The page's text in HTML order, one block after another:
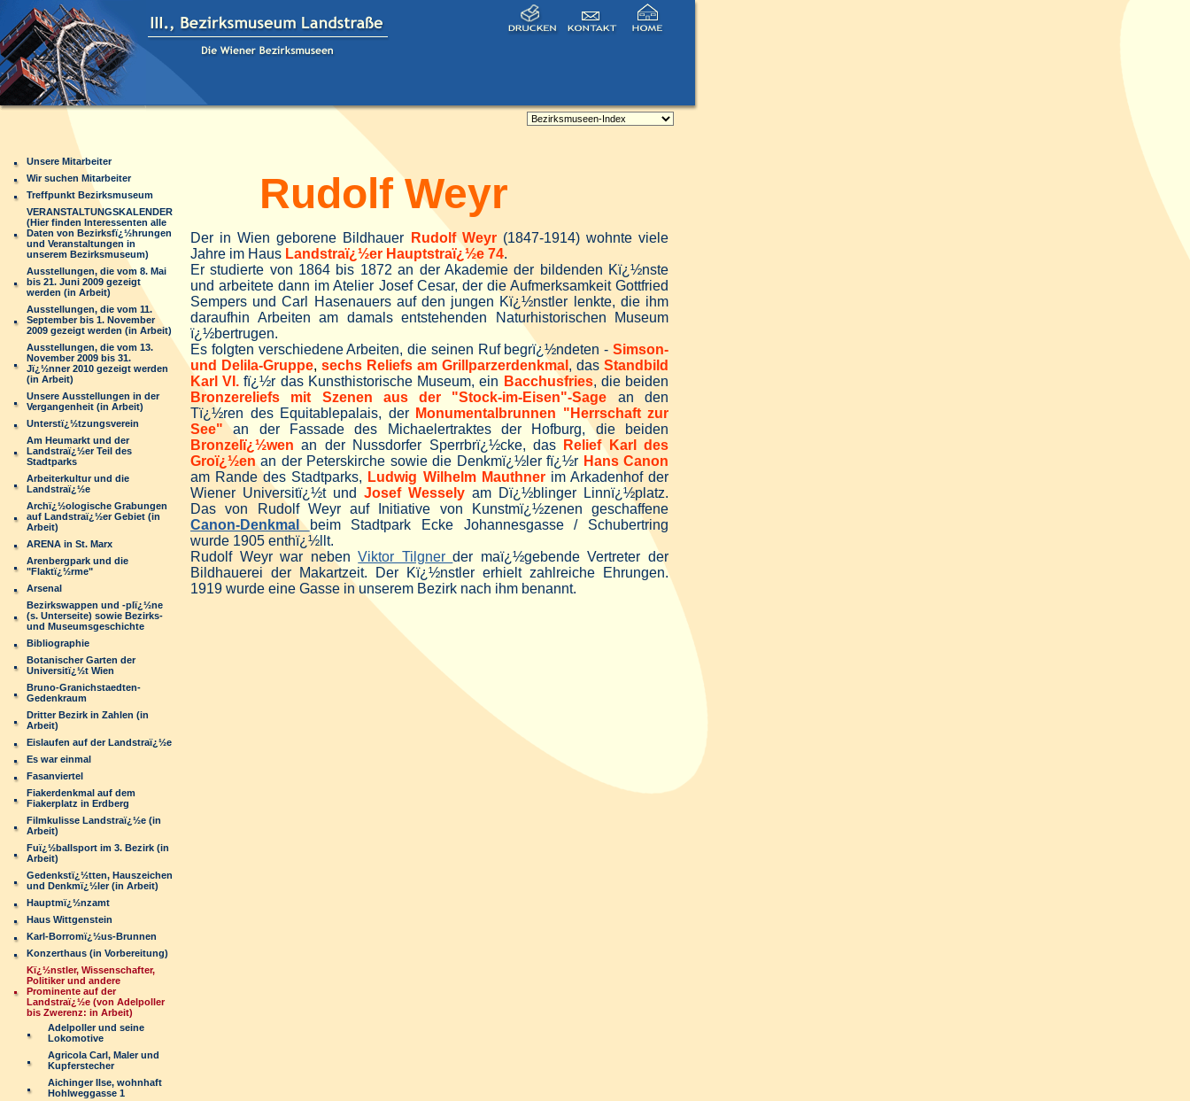
Unsere Mitarbeiter
Wir suchen Mitarbeiter
Treffpunkt Bezirksmuseum
VERANSTALTUNGSKALENDER
(Hier finden Interessenten alle
Daten von Bezirksfï¿½hrungen
und Veranstaltungen in
unserem Bezirksmuseum)
Ausstellungen, die vom 8. Mai
bis 21. Juni 2009 gezeigt
werden (in Arbeit)
Ausstellungen, die vom 11.
September bis 1. November
2009 gezeigt werden (in Arbeit)
Ausstellungen, die vom 13.
November 2009 bis 31.
Jï¿½nner 2010 gezeigt werden
(in Arbeit)
Unsere Ausstellungen in der
Vergangenheit (in Arbeit)
Unterstï¿½tzungsverein
Am Heumarkt und der
Landstraï¿½er Teil des
Stadtparks
Arbeiterkultur und die
Landstraï¿½e
Archï¿½ologische Grabungen
auf Landstraï¿½er Gebiet (in
Arbeit)
ARENA in St. Marx
Arenbergpark und die
"Flaktï¿½rme"
Arsenal
Bezirkswappen und -plï¿½ne
(s. Unterseite) sowie Bezirks-
und Museumsgeschichte
Bibliographie
Botanischer Garten der
Universitï¿½t Wien
Bruno-Granichstaedten-
Gedenkraum
Dritter Bezirk in Zahlen (in
Arbeit)
Eislaufen auf der Landstraï¿½e
Es war einmal
Fasanviertel
Fiakerdenkmal auf dem
Fiakerplatz in Erdberg
Filmkulisse Landstraï¿½e (in
Arbeit)
Fuï¿½ballsport im 3. Bezirk (in
Arbeit)
Gedenkstï¿½tten, Hauszeichen
und Denkmï¿½ler (in Arbeit)
Hauptmï¿½nzamt
Haus Wittgenstein
Karl-Borromï¿½us-Brunnen
Konzerthaus (in Vorbereitung)
Kï¿½nstler, Wissenschafter,
Politiker und andere
Prominente auf der
Landstraï¿½e (von Adelpoller
bis Zwerenz: in Arbeit)
Adelpoller und seine
Lokomotive
Agricola Carl, Maler und
Kupferstecher
Aichinger Ilse, wohnhaft
Hohlweggasse 1
Rudolf Weyr
Der in Wien geborene Bildhauer Rudolf Weyr(1847-1914) wohnte viele
Jahre im Haus Landstraï¿½er Hauptstraï¿½e 74.
Er studierte von 1864 bis 1872 an der Akademie der bildenden Kï¿½nste
und arbeitete dann im Atelier Josef Cesar, der die Aufmerksamkeit Gottfried
Sempers und Carl Hasenauers auf den jungen Kï¿½nstler lenkte, die ihm
daraufhin Arbeiten am damals entstehenden Naturhistorischen Museum
ï¿½bertrugen.
Es folgten verschiedene Arbeiten, die seinen Ruf begrï¿½ndeten - Simson-
und Delila-Gruppe, sechs Reliefs am Grillparzerdenkmal , das Standbild
Karl VI. fï¿½r das Kunsthistorische Museum, ein Bacchusfries, die beiden
Bronzereliefs mit Szenen aus der "Stock-im-Eisen"-Sage
an den
Tï¿½ren des Equitablepalais, der Monumentalbrunnen "Herrschaft zur
See" an der Fassade des Michaelertraktes der Hofburg, die beiden
Bronzelï¿½wen an der Nussdorfer Sperrbrï¿½cke, das
Relief Karl des
Groï¿½enan der Peterskirche sowie die Denkmï¿½ler fï¿½r Hans Canon
am Rande des Stadtparks, Ludwig Wilhelm Mauthnerim Arkadenhof der
Wiener Universitï¿½t und Josef Wessely am Dï¿½blinger Linnï¿½platz.
Das von Rudolf Weyr auf Initiative von Kunstmï¿½zenen geschaffene
Canon-Denkmal
beim Stadtpark Ecke Johannesgasse / Schubertring
wurde 1905 enthï¿½llt.
Rudolf Weyr war nebenViktor Tilgnerder maï¿½gebende Vertreter der
Bildhauerei der Makartzeit. Der Kï¿½nstler erhielt zahlreiche Ehrungen.
1919 wurde eine Gasse in unserem Bezirk nach ihm benannt.